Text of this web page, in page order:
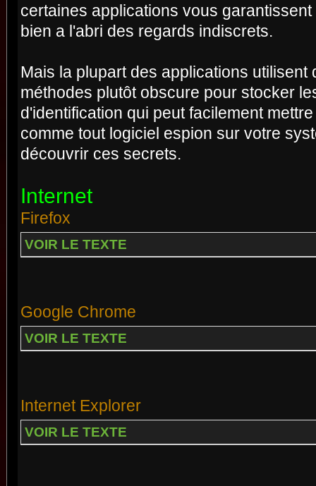
certaines applications vous
bien a l'abri des regards indiscrets.
Mais la plupart des applications utilisent
méthodes plutôt obscure pour stocker
d'identification qui peut facilement
comme tout logiciel espion sur votre
découvrir ces secrets.
Internet
Firefox
VOIR LE TEXTE
Google Chrome
VOIR LE TEXTE
Internet Explorer
VOIR LE TEXTE